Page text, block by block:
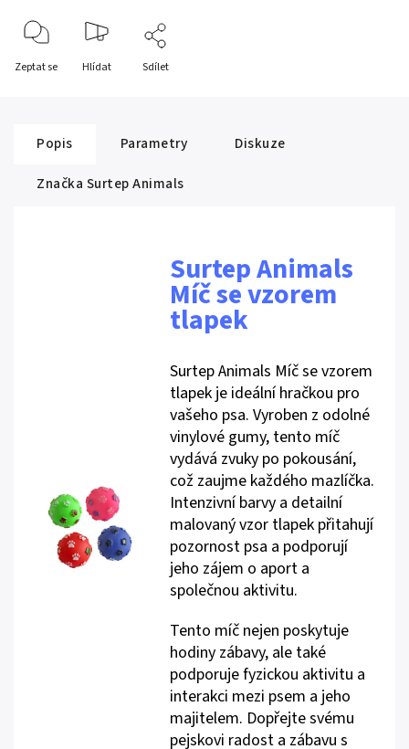
Zeptat se Hlídat Sdílet
Popis Parametry
Diskuze
Značka Surtep Animals
Surtep Animals
Míč se vzorem
tlapek
Surtep Animals Míč se vzorem
tlapek je ideální hračkou pro
vašeho psa. Vyroben z odolné
vinylové gumy, tento míč
vydává zvuky po pokousání,
což zaujme každého mazlíčka.
Intenzivní barvy a detailní
malovaný vzor tlapek přitahují
pozornost psa a podporují
jeho zájem o aport a
společnou aktivitu.
Tento míč nejen poskytuje
hodiny zábavy, ale také
podporuje fyzickou aktivitu a
interakci mezi psem a jeho
majitelem. Dopřejte svému
pejskovi radost a zábavu s